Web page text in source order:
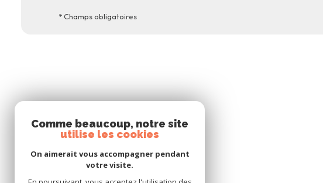
* Champs obligatoires
Comme beaucoup, notre site
utilise les cookies
On aimerait vous accompagner pendant
votre visite.